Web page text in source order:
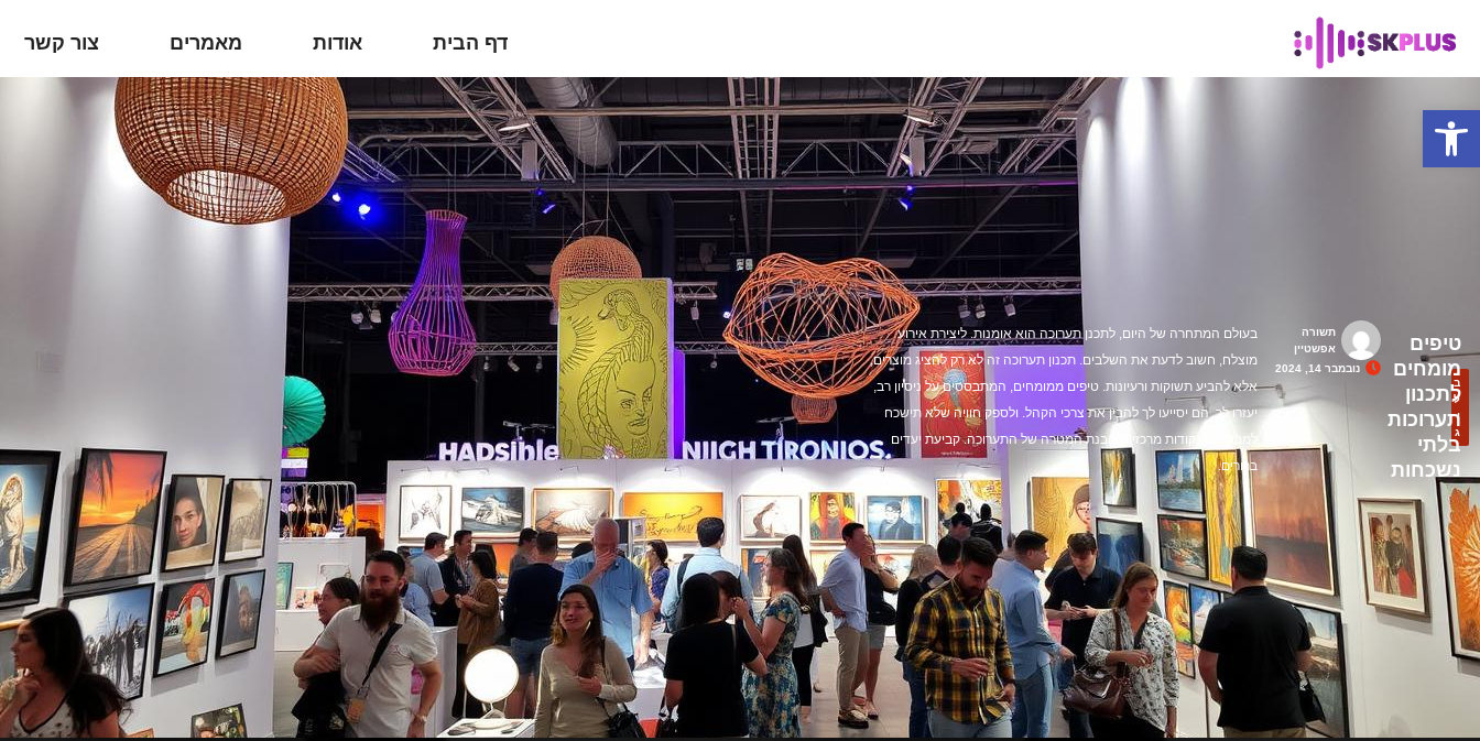
דף הבית אודות מאמרים צור קשר
ב
ל
ו
ג
טיפים
מומחים
לתכנון
תערוכות
בלתי
נשכחות
תשורה
אפשטיין
נובמבר 14, 2024
בעולם המתחרה של היום, לתכנן תערוכה הוא אומנות. ליצירת אירוע
מוצלח, חשוב לדעת את השלבים. תכנון תערוכה זה לא רק להציג מוצרים,
אלא להביע תשוקות ורעיונות. טיפים ממומחים, המתבססים על ניסיון רב,
יעזרו לך. הם יסייעו לך להבין את צרכי הקהל. ולספק חוויה שלא תישכח
למבקרים. נקודות מרכזיות הבנת המטרה של התערוכה. קביעת יעדים
ברורים.
פתח סרגל נגישות